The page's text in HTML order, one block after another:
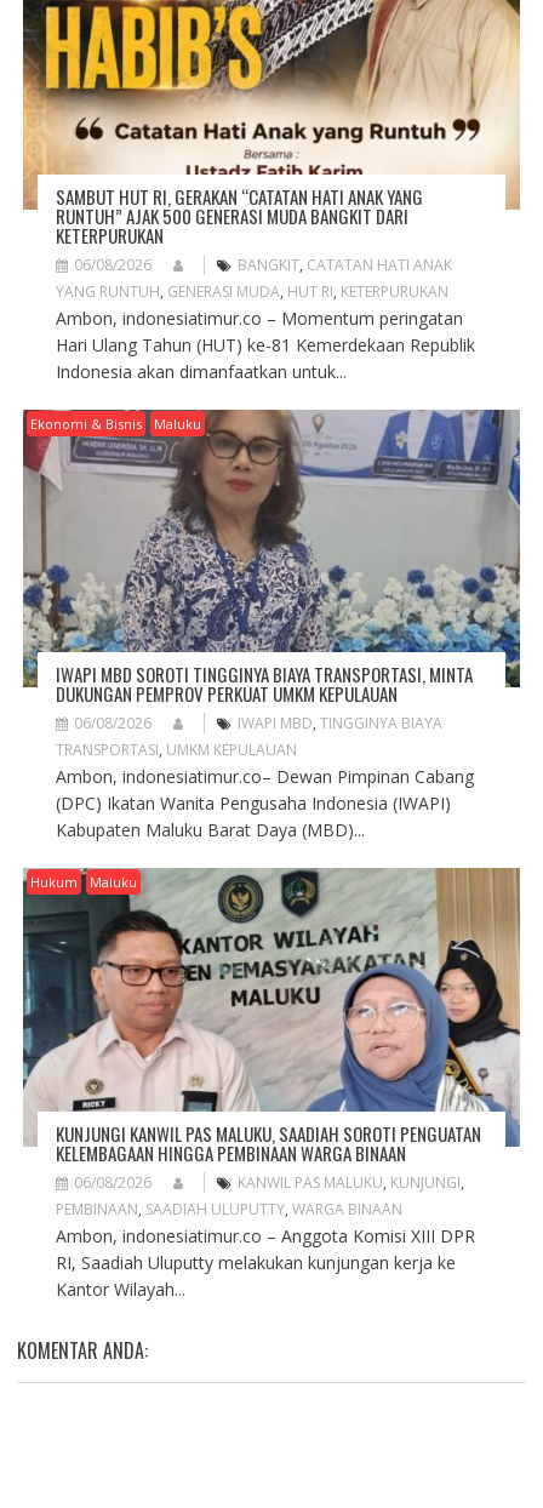
O
N
SAMBUT HUT RI, GERAKAN “CATATAN HATI ANAK YANG
RUNTUH” AJAK 500 GENERASI MUDA BANGKIT DARI
KETERPURUKAN
06/08/2026 BANGKIT, CATATAN HATI ANAK
YANG RUNTUH, GENERASI MUDA, HUT RI, KETERPURUKAN
Ambon, indonesiatimur.co – Momentum peringatan
Hari Ulang Tahun (HUT) ke-81 Kemerdekaan Republik
Indonesia akan dimanfaatkan untuk...
Ekonomi & Bisnis Maluku
IWAPI MBD SOROTI TINGGINYA BIAYA TRANSPORTASI, MINTA
DUKUNGAN PEMPROV PERKUAT UMKM KEPULAUAN
06/08/2026 IWAPI MBD, TINGGINYA BIAYA
TRANSPORTASI, UMKM KEPULAUAN
Ambon, indonesiatimur.co– Dewan Pimpinan Cabang
(DPC) Ikatan Wanita Pengusaha Indonesia (IWAPI)
Kabupaten Maluku Barat Daya (MBD)...
Hukum Maluku
KUNJUNGI KANWIL PAS MALUKU, SAADIAH SOROTI PENGUATAN
KELEMBAGAAN HINGGA PEMBINAAN WARGA BINAAN
06/08/2026 KANWIL PAS MALUKU, KUNJUNGI,
PEMBINAAN, SAADIAH ULUPUTTY, WARGA BINAAN
Ambon, indonesiatimur.co – Anggota Komisi XIII DPR
RI, Saadiah Uluputty melakukan kunjungan kerja ke
Kantor Wilayah...
KOMENTAR ANDA: